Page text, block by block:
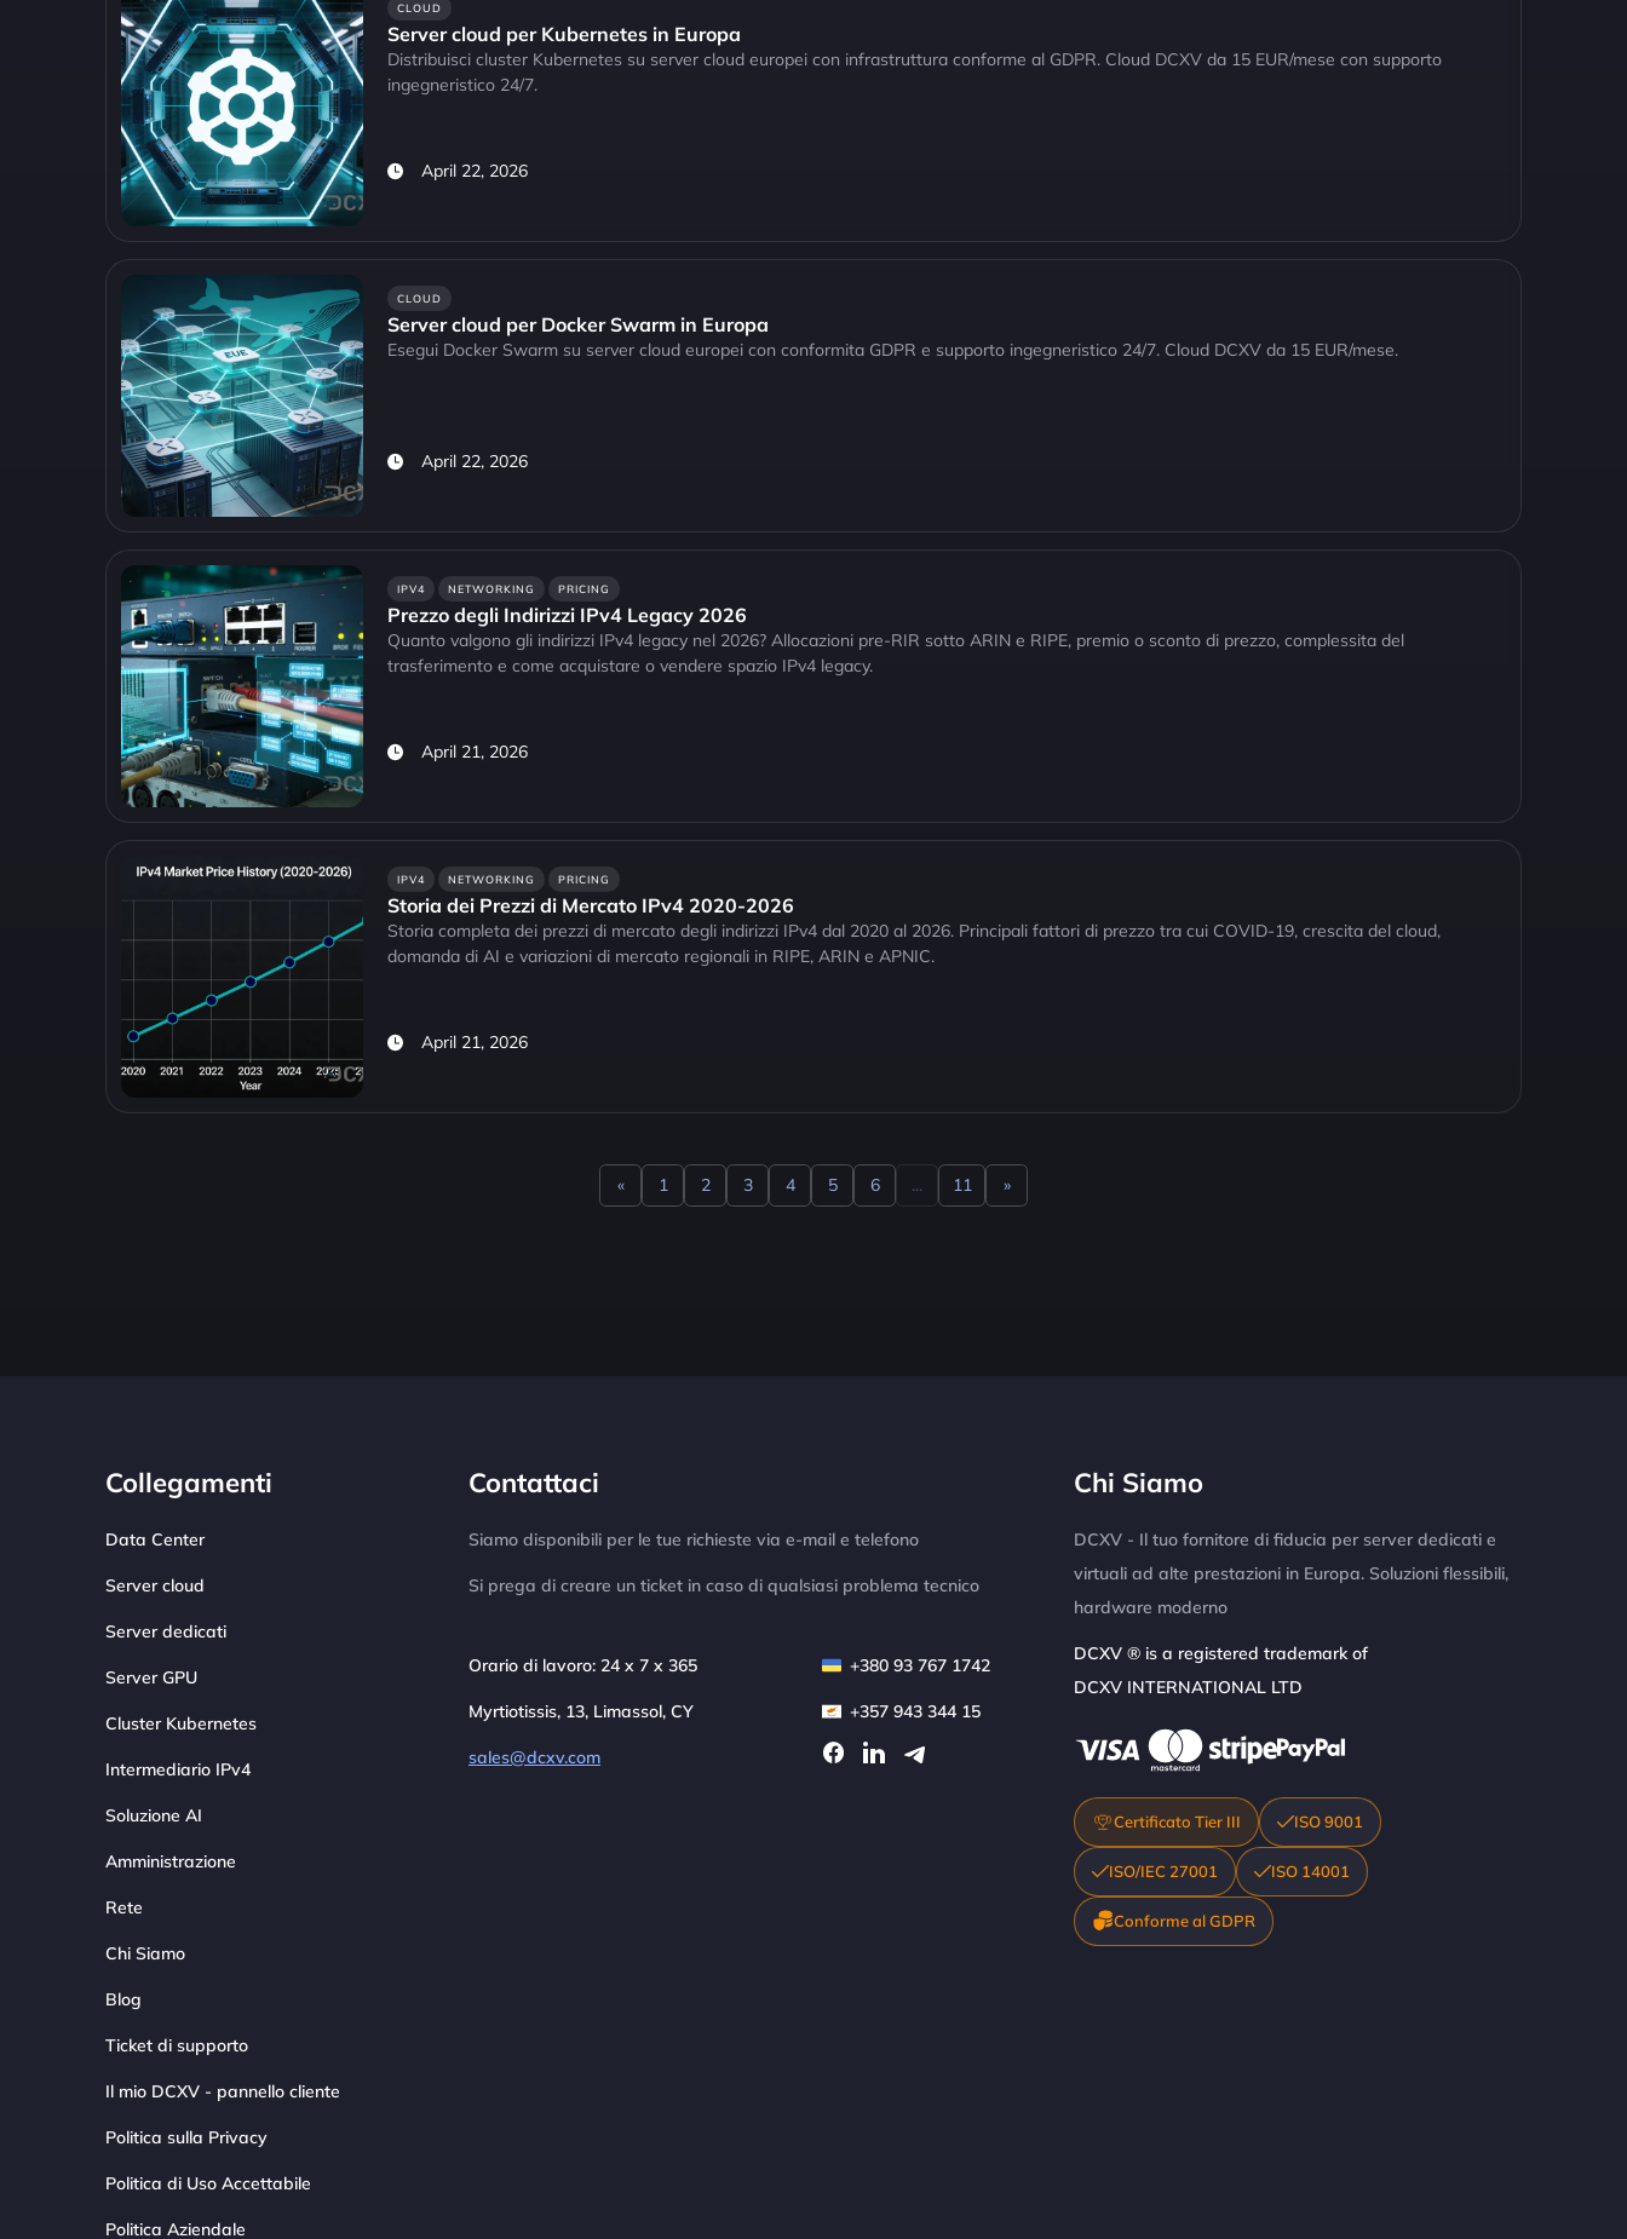
CLOUD
Server cloud per Kubernetes in Europa
Distribuisci cluster Kubernetes su server cloud europei con infrastruttura conforme al GDPR. Cloud DCXV da 15 EUR/mese con supporto
ingegneristico 24/7.
April 22, 2026
CLOUD
Server cloud per Docker Swarm in Europa
Esegui Docker Swarm su server cloud europei con conformita GDPR e supporto ingegneristico 24/7. Cloud DCXV da 15 EUR/mese.
April 22, 2026
IPV4 NETWORKING PRICING
Prezzo degli Indirizzi IPv4 Legacy 2026
Quanto valgono gli indirizzi IPv4 legacy nel 2026? Allocazioni pre-RIR sotto ARIN e RIPE, premio o sconto di prezzo, complessita del
trasferimento e come acquistare o vendere spazio IPv4 legacy.
April 21, 2026
IPV4 NETWORKING PRICING
Storia dei Prezzi di Mercato IPv4 2020-2026
Storia completa dei prezzi di mercato degli indirizzi IPv4 dal 2020 al 2026. Principali fattori di prezzo tra cui COVID-19, crescita del cloud,
domanda di AI e variazioni di mercato regionali in RIPE, ARIN e APNIC.
April 21, 2026
«Previous
1 2 3 4 5 6 ... 11 Next
»
Collegamenti
Data Center
Server cloud
Server dedicati
Server GPU
Cluster Kubernetes
Intermediario IPv4
Soluzione AI
Amministrazione
Rete
Chi Siamo
Blog
Ticket di supporto
Il mio DCXV - pannello cliente
Politica sulla Privacy
Politica di Uso Accettabile
Politica Aziendale
Contattaci
Siamo disponibili per le tue richieste via e-mail e telefono
Si prega di creare un ticket in caso di qualsiasi problema tecnico
Orario di lavoro: 24 x 7 x 365
Myrtiotissis, 13, Limassol, CY
sales@dcxv.com
+380 93 767 1742
+357 943 344 15
Chi Siamo
DCXV - Il tuo fornitore di fiducia per server dedicati e
virtuali ad alte prestazioni in Europa. Soluzioni flessibili,
hardware moderno
DCXV ® is a registered trademark of
DCXV INTERNATIONAL LTD
Certificato Tier III ISO 9001
ISO/IEC 27001 ISO 14001
Conforme al GDPR